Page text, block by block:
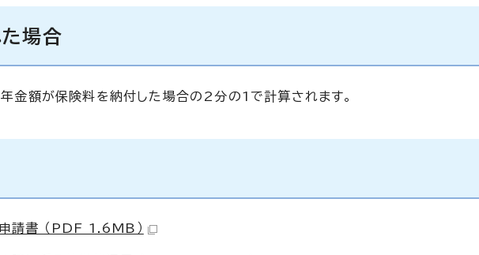
場合
金額が保険料を納付した場合の2分の1で計算されます。
請書 （PDF 1.6MB）